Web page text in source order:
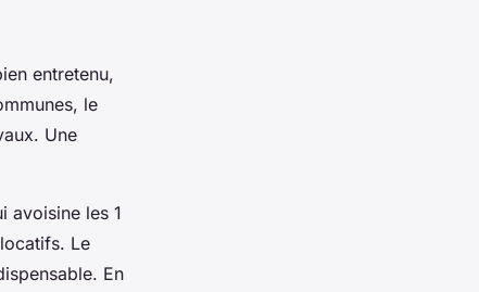
entretenu,
le
Une
avoisine les 1
Le
En